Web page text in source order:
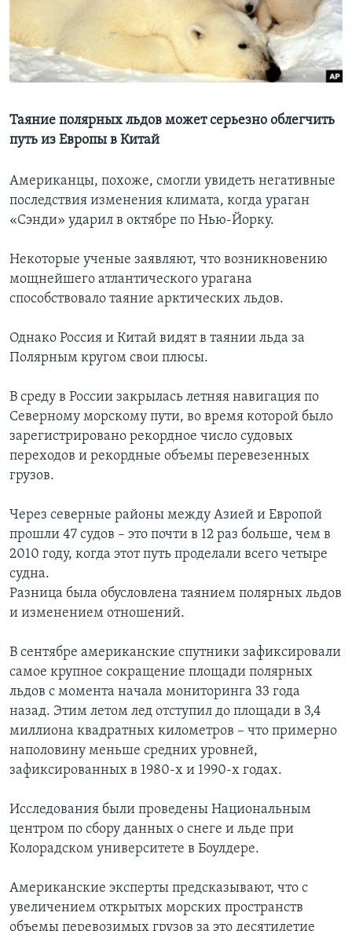
СОЦИАЛЬНЫЕ СЕТИ
Языки
Таяние полярных льдов может серьезно облегчить
путь из Европы в Китай
Американцы, похоже, смогли увидеть негативные
последствия изменения климата, когда ураган
«Сэнди» ударил в октябре по Нью-Йорку.
Некоторые ученые заявляют, что возникновению
мощнейшего атлантического урагана
способствовало таяние арктических льдов.
Однако Россия и Китай видят в таянии льда за
Полярным кругом свои плюсы.
В среду в России закрылась летняя навигация по
Северному морскому пути, во время которой было
зарегистрировано рекордное число судовых
переходов и рекордные объемы перевезенных
грузов.
Через северные районы между Азией и Европой
прошли 47 судов – это почти в 12 раз больше, чем в
2010 году, когда этот путь проделали всего четыре
судна.
Разница была обусловлена таянием полярных льдов
и изменением отношений.
В сентябре американские спутники зафиксировали
самое крупное сокращение площади полярных
льдов с момента начала мониторинга 33 года
назад. Этим летом лед отступил до площади в 3,4
миллиона квадратных километров – что примерно
наполовину меньше средних уровней,
зафиксированных в 1980-х и 1990-х годах.
Исследования были проведены Национальным
центром по сбору данных о снеге и льде при
Колорадском университете в Боулдере.
Американские эксперты предсказывают, что с
увеличением открытых морских пространств
объемы перевозимых грузов за это десятилетие